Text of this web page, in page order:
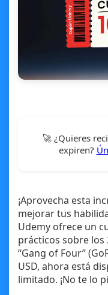
🚀 ¿Quieres
expiren?
¡Aprovecha esta
mejorar tus
Udemy ofrece un
prácticos sobre los
“Gang of Four”
USD, ahora está
limitado. ¡No te lo